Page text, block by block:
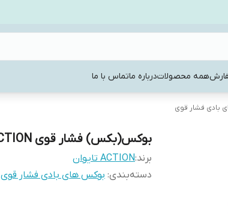
همه محصولاتدرباره ماتماس با ما
بادی فشار قوی
بوکس(بکس) فشار قوی ACTION تایوان سایز 100
برند:ACTION تایوان
دسته‌بندی: بوکس های بادی فشار قوی